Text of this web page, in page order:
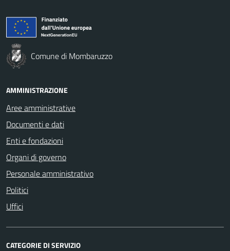
Comune di Mombaruzzo
AMMINISTRAZIONE
Aree amministrative
Documenti e dati
Enti e fondazioni
Organi di governo
Personale amministrativo
Politici
Uffici
CATEGORIE DI SERVIZIO